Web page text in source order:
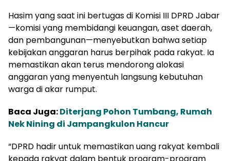
Hasim yang saat ini bertugas di Komisi III DPRD Jabar
—komisi yang membidangi keuangan, aset daerah,
dan pembangunan—menyebutkan bahwa setiap
kebijakan anggaran harus berpihak pada rakyat. Ia
memastikan akan terus mendorong alokasi
anggaran yang menyentuh langsung kebutuhan
warga di akar rumput.
Baca Juga:Diterjang Pohon Tumbang, Rumah
Nek Nining di Jampangkulon Hancur
“DPRD hadir untuk memastikan uang rakyat kembali